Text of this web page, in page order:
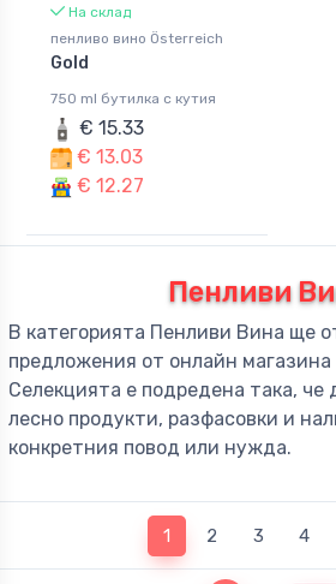
На склад
пенливо вино Österreich
Gold
750 ml бутилка с кутия
€ 15.33
€ 13.03
€ 12.27
Пенливи
В категорията Пенливи Вина ще
предложения от онлайн
Селекцията е подредена така, че
лесно продукти, разфасовки и
конкретния повод или нужда.
1(current)
2 3 4